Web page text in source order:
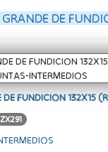
DE
DE FUNDICION 132X15
ZX291